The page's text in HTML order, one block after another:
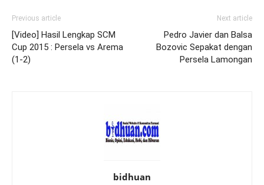
Previous article
[Video] Hasil Lengkap SCM
Cup 2015 : Persela vs Arema
(1-2)
Next article
Pedro Javier dan Balsa
Bozovic Sepakat dengan
Persela Lamongan
bidhuan